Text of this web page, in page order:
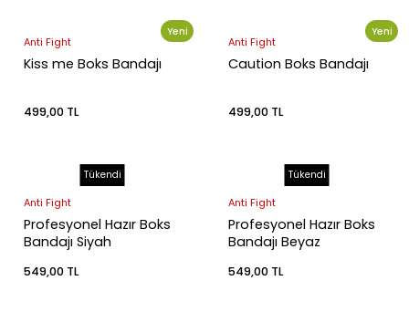
Yeni
Anti Fight
Kiss me Boks Bandajı
499,00 TL
Yeni
Anti Fight
Caution Boks Bandajı
499,00 TL
Tükendi
Anti Fight
Profesyonel Hazır Boks
Bandajı Siyah
549,00 TL
Tükendi
Anti Fight
Profesyonel Hazır Boks
Bandajı Beyaz
549,00 TL